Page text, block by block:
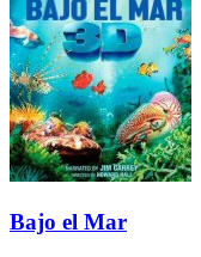
Bajo el Mar